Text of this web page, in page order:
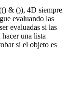
& ()), 4D siempre
evaluando las
evaluadas si las
una lista
si el objeto es